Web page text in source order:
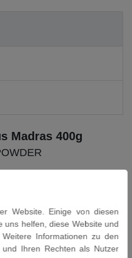
Madras 400g
aromatische Mischung aus
Website. Einige von diesen
uns helfen, diese Website und
Informationen zu den
Ihren Rechten als Nutzer